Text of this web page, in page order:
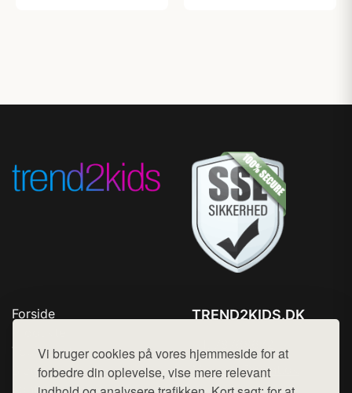
Vi bruger cookies på vores hjemmeside for at
forbedre din oplevelse, vise mere relevant
Forside
Top Rabatter
Blog
Kontakt
TREND2KIDS.DK
Mail: hej@want.dk